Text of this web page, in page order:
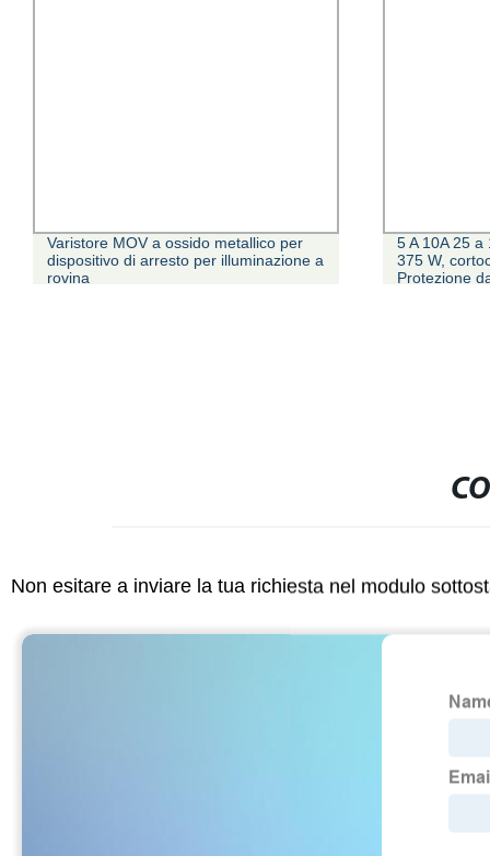
Varistore MOV a ossido metallico per
dispositivo di arresto per illuminazione a
rovina
5 A 10A 25
375 W,
Protezione
Non esitare a inviare la tua richiesta nel modulo